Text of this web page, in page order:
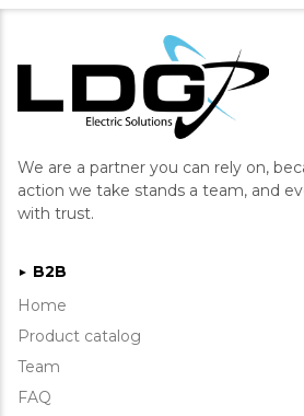
We are a partner you can rely on,
action we take stands a team, and
with trust.
► B2B
Home
Product catalog
Team
FAQ